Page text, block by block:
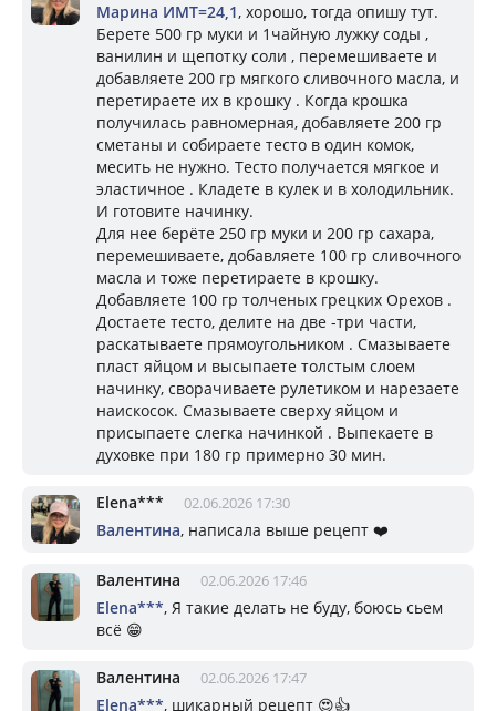
Марина ИМТ=24,1, хорошо, тогда опишу тут.
Берете 500 гр муки и 1чайную лужку соды ,
ванилин и щепотку соли , перемешиваете и
добавляете 200 гр мягкого сливочного масла, и
перетираете их в крошку . Когда крошка
получилась равномерная, добавляете 200 гр
сметаны и собираете тесто в один комок,
месить не нужно. Тесто получается мягкое и
эластичное . Кладете в кулек и в холодильник.
И готовите начинку.
Для нее берёте 250 гр муки и 200 гр сахара,
перемешиваете, добавляете 100 гр сливочного
масла и тоже перетираете в крошку.
Добавляете 100 гр толченых грецких Орехов .
Достаете тесто, делите на две -три части,
раскатываете прямоугольником . Смазываете
пласт яйцом и высыпаете толстым слоем
начинку, сворачиваете рулетиком и нарезаете
наискосок. Смазываете сверху яйцом и
присыпаете слегка начинкой . Выпекаете в
духовке при 180 гр примерно 30 мин.
Elena*** 02.06.2026 17:30
Валентина, написала выше рецепт ❤️
Валентина 02.06.2026 17:46
Elena***, Я такие делать не буду, боюсь сьем
всё 😁
Валентина 02.06.2026 17:47
Elena***, шикарный рецепт 😍👍